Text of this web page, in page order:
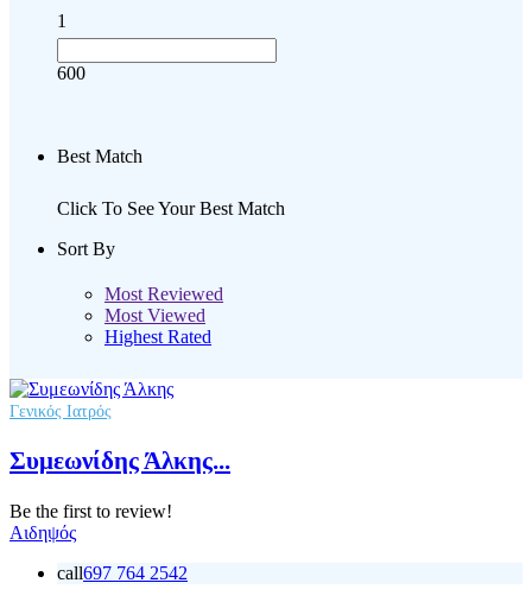
1
600
Best Match
Click To See Your Best Match
Sort By
Most Reviewed
Most Viewed
Highest Rated
Γενικός Ιατρός
Συμεωνίδης Άλκης...
Be the first to review!
Αιδηψός
call697 764 2542